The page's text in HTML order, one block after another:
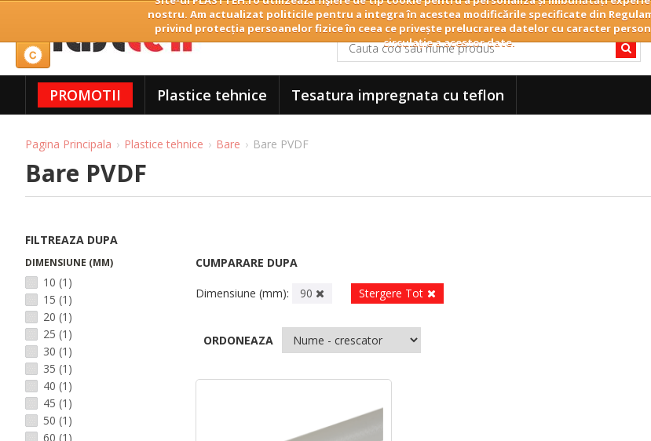
PROMOTII Plastice tehnice Tesatura impregnata cu teflon
Pagina Principala Plastice tehnice Bare Bare PVDF
Bare PVDF
FILTREAZA DUPA
DIMENSIUNE (MM)
10 (1)
15 (1)
20 (1)
25 (1)
30 (1)
35 (1)
40 (1)
45 (1)
50 (1)
60 (1)
CUMPARARE DUPA
Dimensiune (mm): 90 Stergere Tot
ORDONEAZA
nostru. Am actualizat politicile pentru a integra în acestea modificările specificate din
privind protecția persoanelor fizice în ceea ce privește prelucrarea datelor cu caracter
circulație a acestor date.